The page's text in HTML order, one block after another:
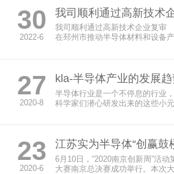
30
2022-6
我司顺利通过高新技术
我司顺利通过高新技术企业复审
在邳州市推动半导体材料和设备
27
2020-8
kla-半导体产业的发展
半导体行业是一个不停息的行业
科学家们潜心研发出来的这些小
23
2020-6
6月10日，“2020南京创新周”活动
大赛南京总决赛成功举行。本次